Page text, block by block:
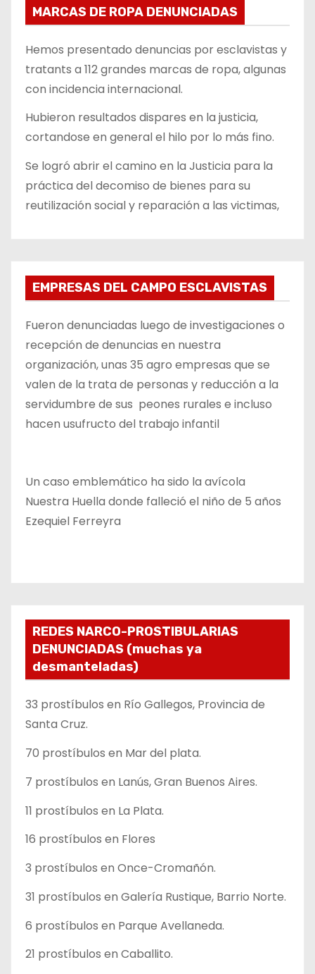
MARCAS DE ROPA DENUNCIADAS
Hemos presentado denuncias por esclavistas y
tratants a 112 grandes marcas de ropa, algunas
con incidencia internacional.
Hubieron resultados dispares en la justicia,
cortandose en general el hilo por lo más fino.
Se logró abrir el camino en la Justicia para la
práctica del decomiso de bienes para su
reutilización social y reparación a las victimas,
EMPRESAS DEL CAMPO ESCLAVISTAS
Fueron denunciadas luego de investigaciones o
recepción de denuncias en nuestra
organización, unas 35 agro empresas que se
valen de la trata de personas y reducción a la
servidumbre de sus peones rurales e incluso
hacen usufructo del trabajo infantil
Un caso emblemático ha sido la avícola
Nuestra Huella donde falleció el niño de 5 años
Ezequiel Ferreyra
REDES NARCO-PROSTIBULARIAS
DENUNCIADAS (muchas ya
desmanteladas)
33 prostíbulos en Río Gallegos, Provincia de
Santa Cruz.
70 prostíbulos en Mar del plata.
7 prostíbulos en Lanús, Gran Buenos Aires.
11 prostíbulos en La Plata.
16 prostíbulos en Flores
3 prostíbulos en Once-Cromañón.
31 prostíbulos en Galería Rustique, Barrio Norte.
6 prostíbulos en Parque Avellaneda.
21 prostíbulos en Caballito.